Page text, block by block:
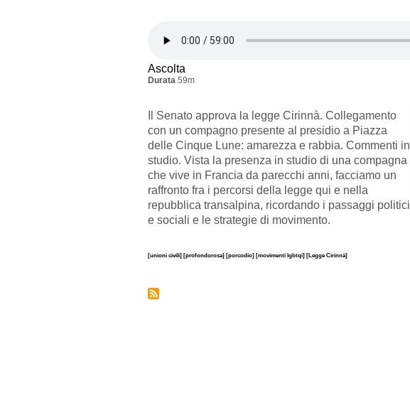
Ascolta
Durata 59m
Il Senato approva la legge Cirinnà. Collegamento
con un compagno presente al presidio a Piazza
delle Cinque Lune: amarezza e rabbia. Commenti in
studio. Vista la presenza in studio di una compagna
che vive in Francia da parecchi anni, facciamo un
raffronto fra i percorsi della legge qui e nella
repubblica transalpina, ricordando i passaggi politici
e sociali e le strategie di movimento.
[unioni civili] [profondorosa] [porcodio] [movimenti lgbtqi] [Legge Cirinnà]